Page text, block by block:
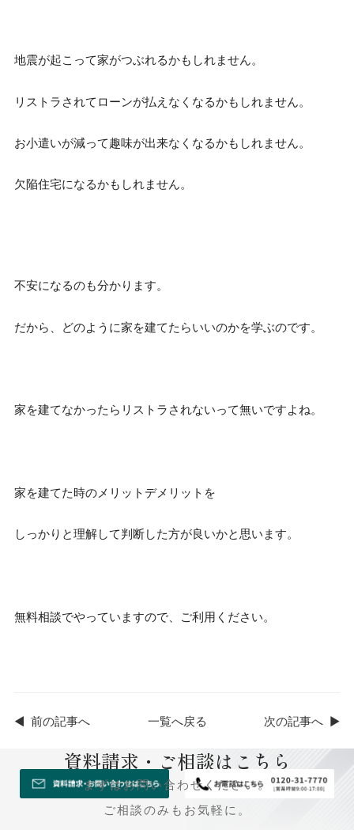
地震が起こって家がつぶれるかもしれません。
リストラされてローンが払えなくなるかもしれません。
お小遣いが減って趣味が出来なくなるかもしれません。
欠陥住宅になるかもしれません。
不安になるのも分かります。
だから、どのように家を建てたらいいのかを学ぶのです。
家を建てなかったらリストラされないって無いですよね。
家を建てた時のメリットデメリットを
しっかりと理解して判断した方が良いかと思います。
無料相談でやっていますので、ご利用ください。
◀ 前の記事へ 一覧へ戻る 次の記事へ ▶
資料請求・ご相談はこちら
まずはお問い合わせください。
ご相談のみもお気軽に。